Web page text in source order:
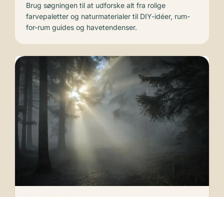
Brug søgningen til at udforske alt fra rolige
farvepaletter og naturmaterialer til DIY-idéer, rum-
for-rum guides og havetendenser.